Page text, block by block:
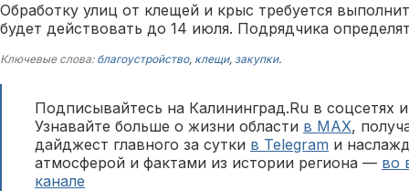
Обработку улиц от клещей и крыс требуется
будет действовать до 14 июля. Подрядчика
Ключевые слова: благоустройство, клещи, закупки.
Подписывайтесь на Калининград.Ru в соцсетях
Узнавайте больше о жизни области в MAX,
дайджест главного за сутки в Telegram и
атмосферой и фактами из истории региона — во
канале